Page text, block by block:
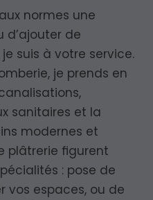
normes une
d’ajouter de
suis à votre service.
je prends en
sanitaires et la
modernes et
plâtrerie figurent
: pose de
vos espaces, ou de